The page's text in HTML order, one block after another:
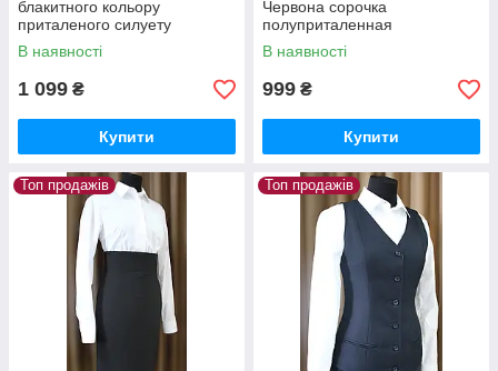
блакитного кольору
приталеного силуету
В наявності
1 099 ₴
Купити
Червона сорочка
полуприталенная
В наявності
999 ₴
Купити
Топ продажів Топ продажів